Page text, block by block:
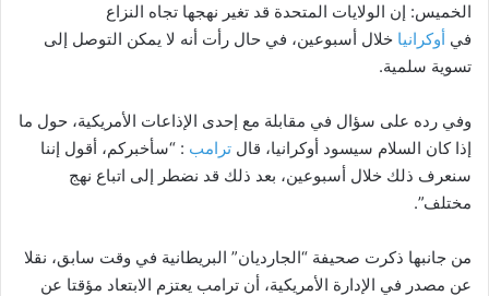
الخميس: إن الولايات المتحدة قد تغير نهجها تجاه النزاع
في أوكرانيا خلال أسبوعين، في حال رأت أنه لا يمكن التوصل إلى
تسوية سلمية.
وفي رده على سؤال في مقابلة مع إحدى الإذاعات الأمريكية، حول ما
إذا كان السلام سيسود أوكرانيا، قال ترامب : “سأخبركم، أقول إننا
سنعرف ذلك خلال أسبوعين، بعد ذلك قد نضطر إلى اتباع نهج
مختلف”.
من جانبها ذكرت صحيفة “الجارديان” البريطانية في وقت سابق، نقلا
عن مصدر في الإدارة الأمريكية، أن ترامب يعتزم الابتعاد مؤقتا عن